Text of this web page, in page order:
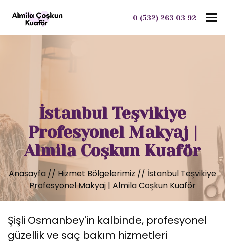
0 (532) 263 03 92
İstanbul Teşvikiye
Profesyonel Makyaj |
Almila Coşkun Kuaför
Anasayfa // Hizmet Bölgelerimiz // İstanbul Teşvikiye
Profesyonel Makyaj | Almila Coşkun Kuaför
Şişli Osmanbey'in kalbinde, profesyonel
güzellik ve saç bakım hizmetleri